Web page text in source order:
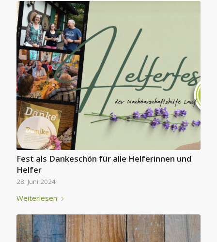
Fest als Dankeschön für alle Helferinnen und
Helfer
28. Juni 2024
Weiterlesen